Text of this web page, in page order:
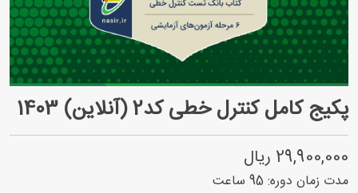
پکیج کامل کنترل خطی کد2 (آنلاین) 1403
29,900,000 ریال
مدت زمان دوره: 95 ساعت